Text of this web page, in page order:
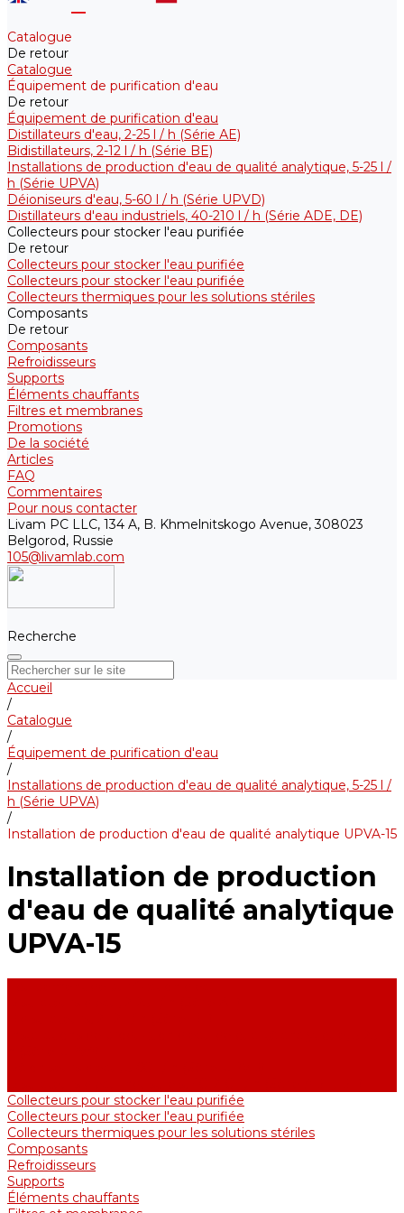
Catalogue
De retour
Catalogue
Équipement de purification d'eau
De retour
Équipement de purification d'eau
Distillateurs d'eau, 2-25 l / h (Série АE)
Bidistillateurs, 2-12 l / h (Série BE)
Installations de production d'eau de qualité analytique, 5-25 l /
h (Série UPVA)
Déioniseurs d'eau, 5-60 l / h (Série UPVD)
Distillateurs d'eau industriels, 40-210 l / h (Série ADE, DE)
Collecteurs pour stocker l'eau purifiée
De retour
Collecteurs pour stocker l'eau purifiée
Collecteurs pour stocker l'eau purifiée
Collecteurs thermiques pour les solutions stériles
Composants
De retour
Composants
Refroidisseurs
Supports
Éléments chauffants
Filtres et membranes
Promotions
De la société
Articles
FAQ
Commentaires
Pour nous contacter
Livam PC LLC, 134 A, B. Khmelnitskogo Avenue, 308023
Belgorod, Russie
105@livamlab.com
Recherche
Accueil
/
Catalogue
/
Équipement de purification d'eau
/
Installations de production d'eau de qualité analytique, 5-25 l /
h (Série UPVA)
/
Installation de production d'eau de qualité analytique UPVA-15
Installation de production
d'eau de qualité analytique
UPVA-15
Collecteurs pour stocker l'eau purifiée
Collecteurs pour stocker l'eau purifiée
Collecteurs thermiques pour les solutions stériles
Composants
Refroidisseurs
Supports
Éléments chauffants